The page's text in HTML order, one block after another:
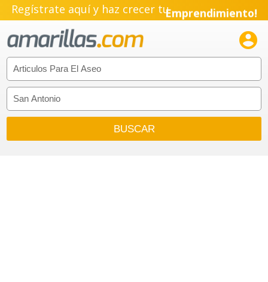
Regístrate aquí y haz crecer tuEmprendimiento!
